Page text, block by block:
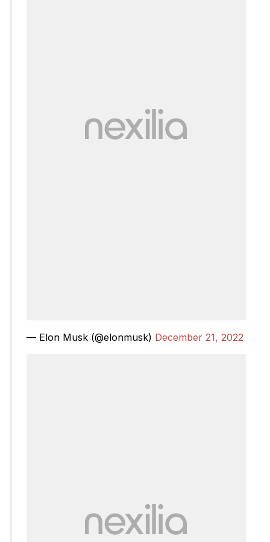
— Elon Musk (@elonmusk) December 21, 2022